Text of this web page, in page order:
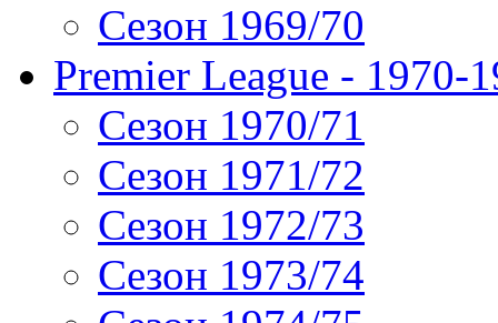
Сезон 1969/70
Premier League - 1970-
Сезон 1970/71
Сезон 1971/72
Сезон 1972/73
Сезон 1973/74